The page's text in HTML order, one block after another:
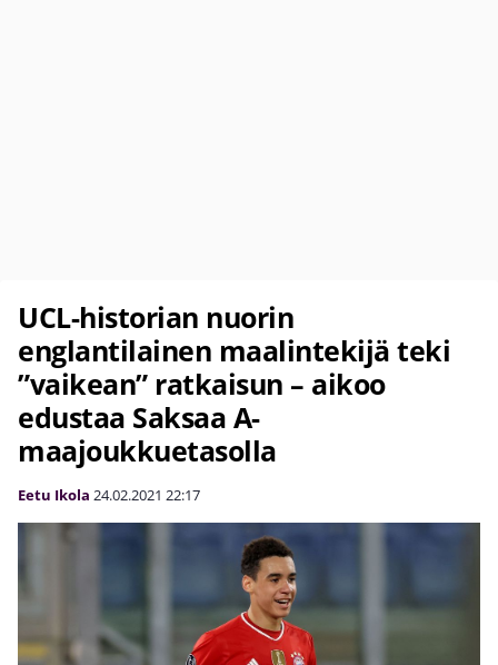
UCL-historian nuorin
englantilainen maalintekijä teki
”vaikean” ratkaisun – aikoo
edustaa Saksaa A-
maajoukkuetasolla
Eetu Ikola 24.02.2021 22:17